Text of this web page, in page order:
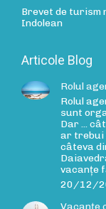
Brevet de turism
Indolean
Articole Blog
Rolul
Rolul
sunt
Dar ...
ar trebui
câteva
vacanțe
20/12/
Vacanțe